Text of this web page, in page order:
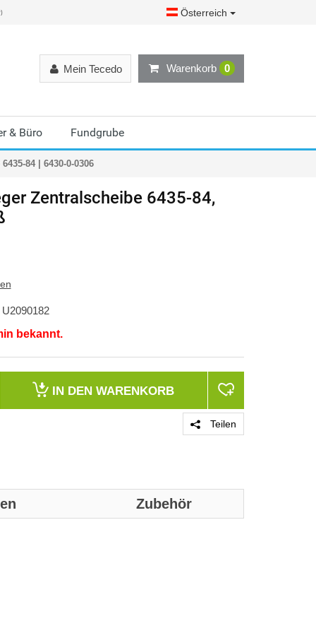
Österreich
Warenkorb 0
Mein Tecedo
& Büro Fundgrube
84 | 6430-0-0306
Zentralscheibe 6435-84,
U2090182
bekannt.
IN DEN WARENKORB
Teilen
Zubehör